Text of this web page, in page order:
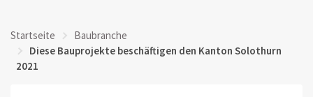
Startseite
Baubranche
Diese Bauprojekte beschäftigen den Kanton Solothurn
2021